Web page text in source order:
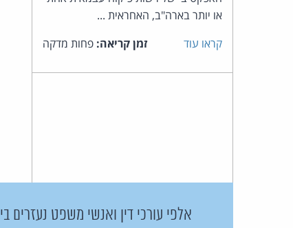
או יותר בארה"ב, האחראית ...
קראו עוד
זמן קריאה: פחות מדקה
אלפי עורכי דין ואנשי משפט